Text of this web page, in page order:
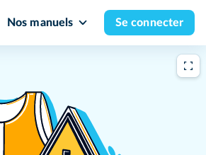
Nos manuels Se connecter